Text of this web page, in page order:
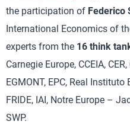
the participation of Federico
International Economics of
experts from the 16 think
Carnegie Europe, CCEIA,
EGMONT, EPC, Real
FRIDE, IAI, Notre Europe –
SWP.